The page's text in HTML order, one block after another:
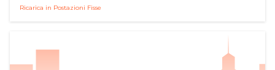
Ricarica in Postazioni Fisse